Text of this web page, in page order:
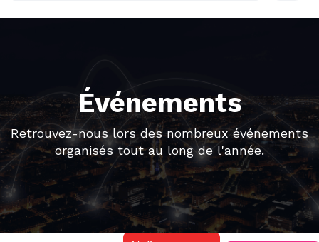
Événements
Retrouvez-nous lors des nombreux événements
organisés tout au long de l'année.